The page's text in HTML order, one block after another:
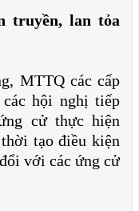
truyền, lan tỏa
MTTQ các cấp
hội nghị tiếp
cử thực hiện
tạo điều kiện
với các ứng cử